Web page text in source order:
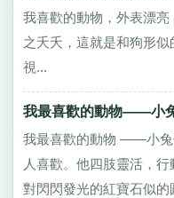
我喜歡的動物，外表漂
之夭夭，這就是和狗形
視...
我最喜歡的動物——小
我最喜歡的動物 ——小兔
人喜歡。他四肢靈活，
對閃閃發光的紅寶石似